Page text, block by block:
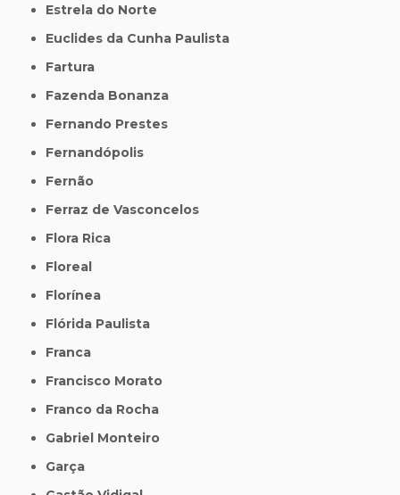
Estrela do Norte
Euclides da Cunha Paulista
Fartura
Fazenda Bonanza
Fernando Prestes
Fernandópolis
Fernão
Ferraz de Vasconcelos
Flora Rica
Floreal
Florínea
Flórida Paulista
Franca
Francisco Morato
Franco da Rocha
Gabriel Monteiro
Garça